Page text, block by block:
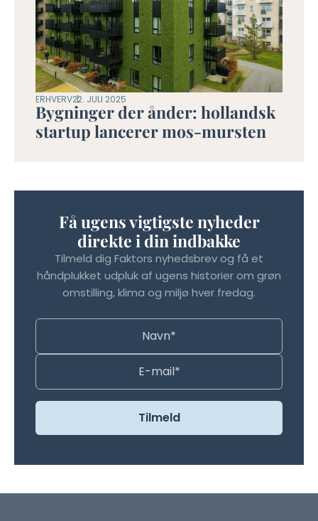
ERHVERV22. JULI 2025
Bygninger der ånder: hollandsk
startup lancerer mos-mursten
Få ugens vigtigste nyheder
direkte i din indbakke
Tilmeld dig Faktors nyhedsbrev og få et
håndplukket udpluk af ugens historier om grøn
omstilling, klima og miljø hver fredag.